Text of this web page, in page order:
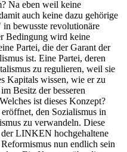
Na eben weil keine
auch keine dazu gehörige
bewusste revolutionäre
Bedingung wird keine
Partei, die der Garant der
ist. Eine Partei, deren
zu regulieren, weil sie
Kapitals wissen, wie er zu
Besitz der besseren
ist dieses Konzept?
den Sozialismus in
zu verwandeln. Diese
LINKEN hochgehaltene
nun endlich sein